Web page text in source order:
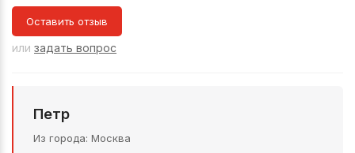
Оставить отзыв
или задать вопрос
Петр
Из города Москва